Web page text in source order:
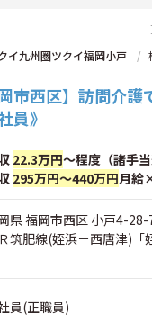
九州圏ツクイ福岡小戸
市西区】訪問介護
員》
22.3万円～程度（諸手当
295万円～440万円月給
県 福岡市西区 小戸4-28-
筑肥線(姪浜－西唐津)「
員(正職員)